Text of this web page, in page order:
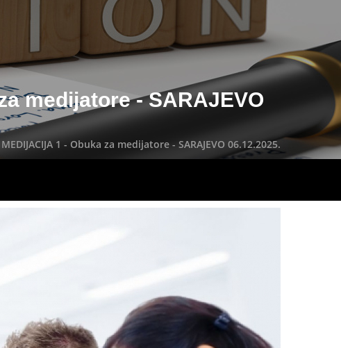
medijatore - SARAJEVO
MEDIJACIJA 1 - Obuka za medijatore - SARAJEVO 06.12.2025.